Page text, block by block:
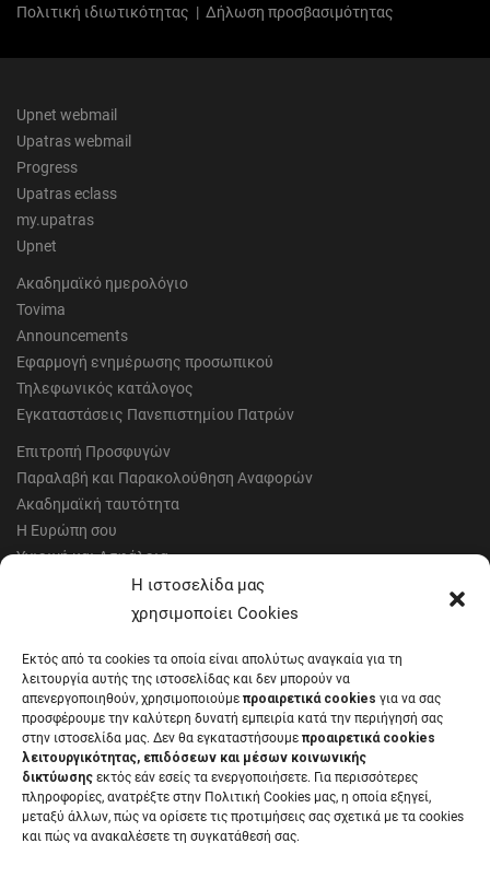
Η ιστοσελίδα μας
χρησιμοποίει Cookies
Εκτός από τα cookies τα οποία είναι απολύτως αναγκαία για τη
λειτουργία αυτής της ιστοσελίδας και δεν μπορούν να
απενεργοποιηθούν, χρησιμοποιούμε προαιρετικά cookies για να σας
προσφέρουμε την καλύτερη δυνατή εμπειρία κατά την περιήγησή σας
στην ιστοσελίδα μας. Δεν θα εγκαταστήσουμε προαιρετικά cookies
λειτουργικότητας, επιδόσεων και μέσων κοινωνικής
δικτύωσης εκτός εάν εσείς τα ενεργοποιήσετε. Για περισσότερες
πληροφορίες, ανατρέξτε στην Πολιτική Cookies μας, η οποία εξηγεί,
μεταξύ άλλων, πώς να ορίσετε τις προτιμήσεις σας σχετικά με τα cookies
και πώς να ανακαλέσετε τη συγκατάθεσή σας.
Πολιτική ιδιωτικότητας | Δήλωση προσβασιμότητας
Upnet webmail
Upatras webmail
Progress
Upatras eclass
my.upatras
Upnet
Ακαδημαϊκό ημερολόγιο
Tovima
Announcements
Εφαρμογή ενημέρωσης προσωπικού
Τηλεφωνικός κατάλογος
Εγκαταστάσεις Πανεπιστημίου Πατρών
Επιτροπή Προσφυγών
Παραλαβή και Παρακολούθηση Αναφορών
Ακαδημαϊκή ταυτότητα
Η Ευρώπη σου
Υγιεινή και Ασφάλεια
Έντυπα Οικονομικής Υπηρεσίας
Έντυπα Διοικητικών Υπηρεσιών
Μητρώα αξιολογητών
Δημόσια Διαβούλευση
Συνεδριάσεις Συγκλήτου
Συνεδριάσεις Συμβουλίου Διοίκησης
EUNICoast European University